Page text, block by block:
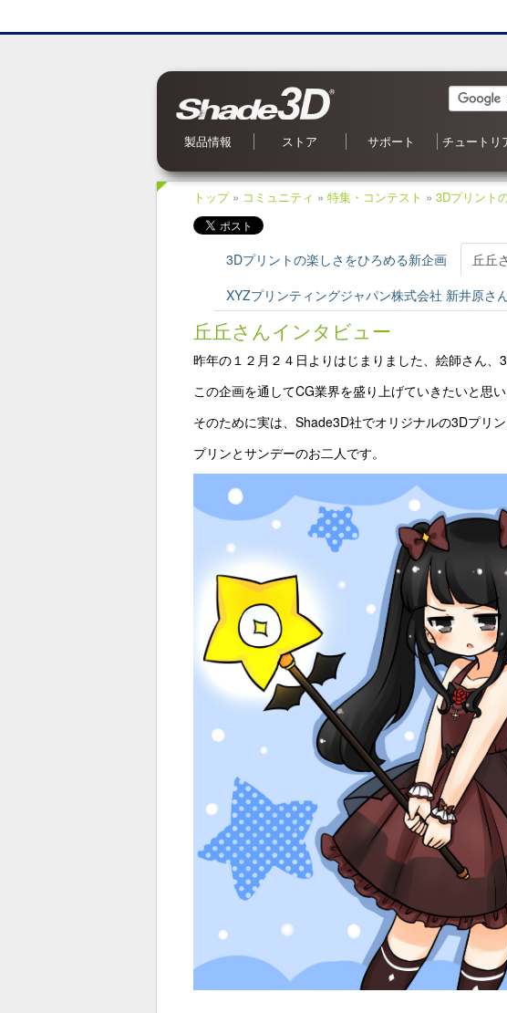
製品情報
Shade3D Ver.27
CG入力支援サービス
BIM/CIM 設計照査ツール
ブロックUIプログラミングツール
3Dパラメトリックツール
Civil・Ultimate とは
Shade3D SDK
Shade3D AI 生成ツール
Shade3D Shapeasy
マジカルスケッチ 3D
Shade3D 公式ガイドブック
Shade3D 検定ガイドブック
Shade3D Panorama View
Shade3D 実用3Dデータ集 森シリーズ
ストア
オンラインストア
ご利用案内
マーケットプレイス
特集記事
Shade3D 実用3Dデータ集 森シリーズ
サポート
お問い合わせ
OS 別対応状況
よくあるご質問（FAQ）
オンラインヘルプ
アップデータ
メールマガジン
Shade3D ナレッジベースへ
チュートリ
目次
Shade3D
Shade3D
カスタマ
シャーロ
ビデオチ
ポリゴン
アニメー
チャレン
Adobe製
書籍リスト
トップ» コミュニティ » 特集・コンテスト » 3Dプリント
3Dプリントの楽しさをひろめる新企画 丘丘
XYZプリンティングジャパン株式会社 新井原さ
丘丘さんインタビュー
昨年の１２月２４日よりはじまりました、絵師さん、
この企画を通してCG業界を盛り上げていきたいと思い
そのために実は、Shade3D社でオリジナルの3Dプリ
プリンとサンデーのお二人です。